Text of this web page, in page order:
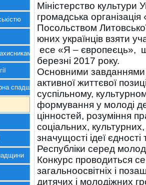
України
спадщина
Міністерство культури
громадська
Посольством
юних українців взяти
есе «Я – європеєць»,
березні 2017 року.
Основними завданнями
активної життєвої
суспільному,
формування у молоді
цінностей, розуміння
соціальних,
значущості ідеї
Республіки серед
Конкурс проводиться
загальноосвітніх і
дитячих і молодіжних